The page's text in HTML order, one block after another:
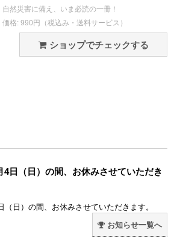
自然災害に備え、いま必読の一冊！
価格: 990円（税込み・送料サービス）
ショップでチェックする
4日（日）の間、お休みさせていただき
（日）の間、お休みさせていただきます。
お知らせ一覧へ